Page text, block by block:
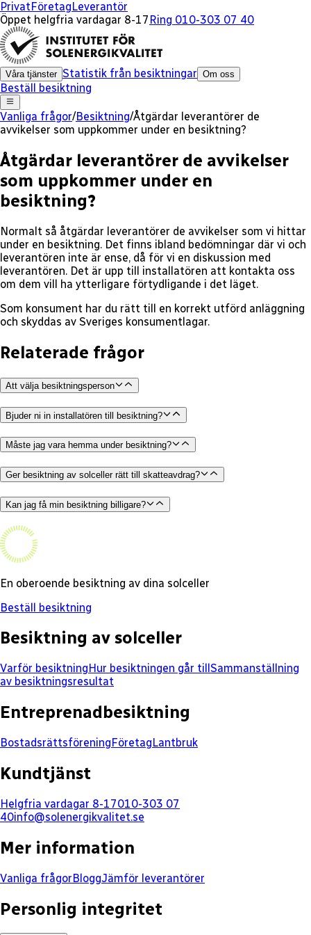
PrivatFöretagLeverantör
Öppet helgfria vardagar 8-17 Ring 010-303 07 40
Våra tjänster Statistik från besiktningar Om oss
Beställ besiktning
Vanliga frågor/Besiktning/Åtgärdar leverantörer de
avvikelser som uppkommer under en besiktning?
Åtgärdar leverantörer de avvikelser
som uppkommer under en
besiktning?
Normalt så åtgärdar leverantörer de avvikelser som vi hittar
under en besiktning. Det finns ibland bedömningar där vi och
leverantören inte är ense, då för vi en diskussion med
leverantören. Det är upp till installatören att kontakta oss
om dem vill ha ytterligare förtydligande i det läget.
Som konsument har du rätt till en korrekt utförd anläggning
och skyddas av Sveriges konsumentlagar.
Relaterade frågor
Att välja besiktningsperson
Bjuder ni in installatören till besiktning?
Måste jag vara hemma under besiktning?
Ger besiktning av solceller rätt till skatteavdrag?
Kan jag få min besiktning billigare?
En oberoende besiktning av dina solceller
Beställ besiktning
Besiktning av solceller
Varför besiktningHur besiktningen går till Sammanställning
av besiktningsresultat
Entreprenadbesiktning
BostadsrättsföreningFöretagLantbruk
Kundtjänst
Helgfria vardagar 8-17010-303 07
40info@solenergikvalitet.se
Mer information
Vanliga frågorBloggJämför leverantörer
Personlig integritet